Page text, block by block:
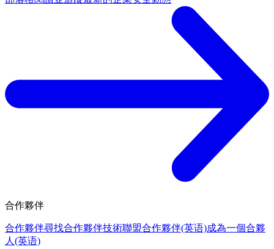
合作夥伴
合作夥伴尋找合作夥伴技術聯盟合作夥伴(英语)成為一個合夥
人(英语)